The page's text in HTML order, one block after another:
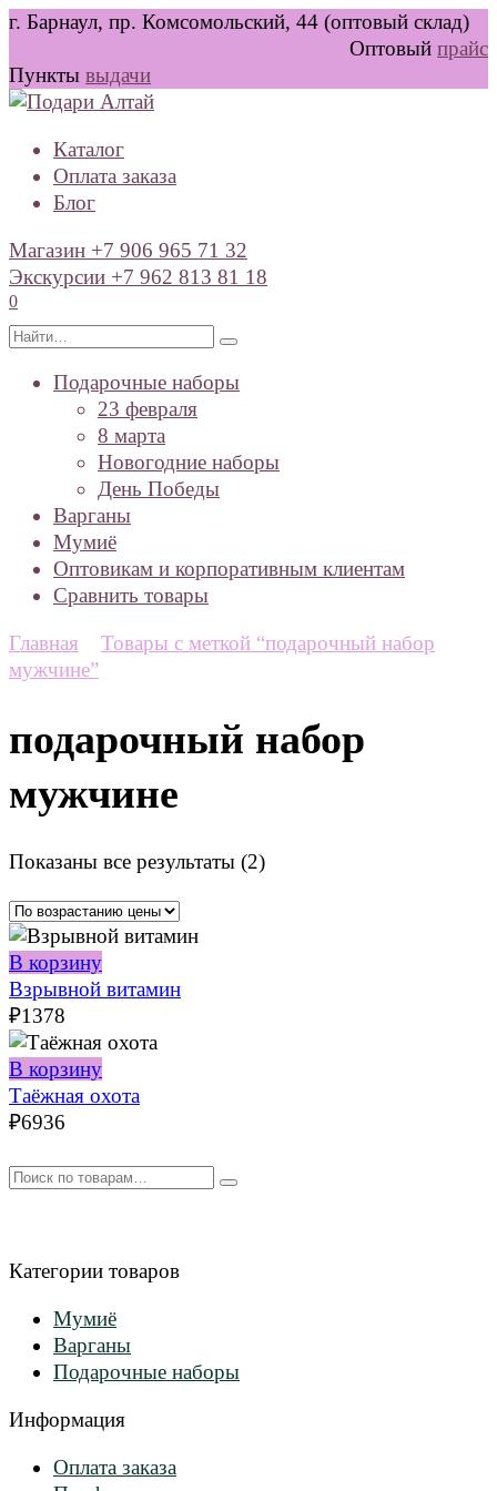
Перейти
содержанию
г. Барнаул, пр. Комсомольский, 44 (оптовый склад)
Оптовый прайс
Пункты выдачи
Каталог
Оплата заказа
Блог
Магазин +7 906 965 71 32
Экскурсии +7 962 813 81 18
0
Search
Подарочные наборы
23 февраля
8 марта
Новогодние наборы
День Победы
Варганы
Мумиё
Оптовикам и корпоративным клиентам
Сравнить товары
Главная
Товары с меткой “подарочный набор
мужчине”
подарочный набор
мужчине
Показаны все результаты (2)Цены:
В корзину
Взрывной витамин
₽1378
В корзину
Таёжная охота
₽6936
Искать:
Категории товаров
Мумиё
Варганы
Подарочные наборы
Информация
Оплата заказа